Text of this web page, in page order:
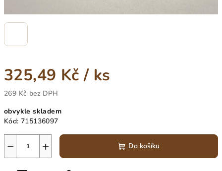
325,49 Kč/ ks
269 Kč bez DPH
cena:
obvykle skladem
Kód: 715136097
+
− Do košíku